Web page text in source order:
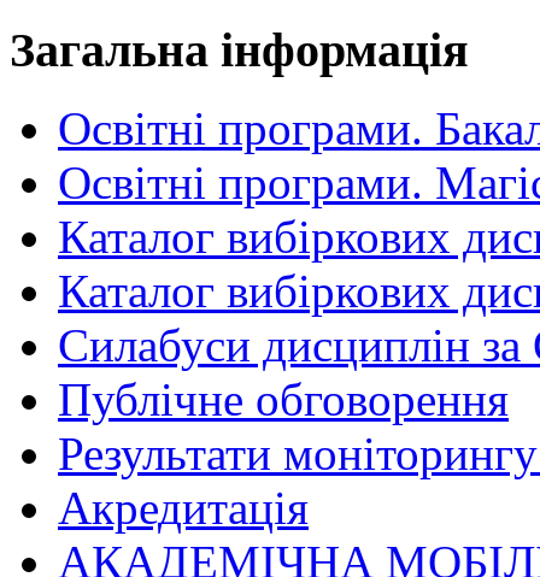
Загальна інформація
Освітні програми.
Освітні програми.
Каталог вибіркових
Каталог вибіркових
Силабуси дисциплін
Публічне обговорення
Результати
Акредитація
АКАДЕМІЧНА